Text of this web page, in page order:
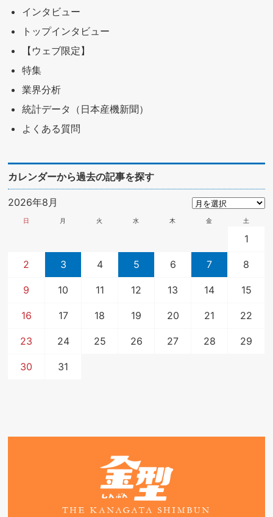
インタビュー
トップインタビュー
【ウェブ限定】
特集
業界分析
統計データ（日本産機新聞）
よくある質問
カレンダーから過去の記事を探す
2026年8月
日 月 火 水 木 金 土
1
2 3 4 5 6 7 8
9 10 11 12 13 14 15
16 17 18 19 20 21 22
23 24 25 26 27 28 29
30 31